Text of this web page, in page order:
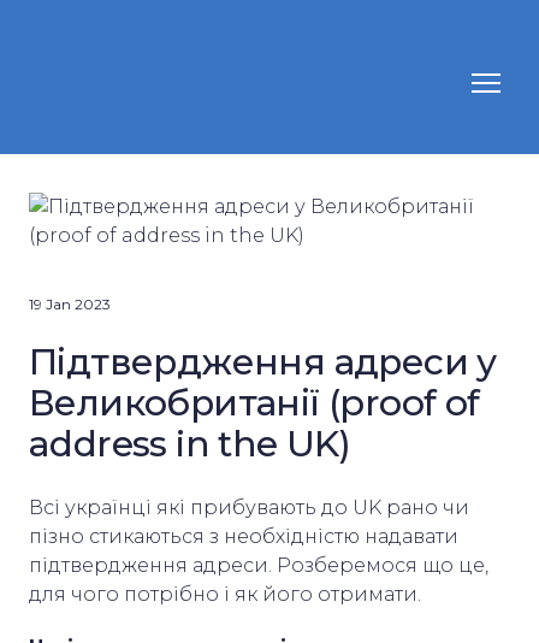
19 Jan 2023
Підтвердження адреси у
Великобританії (proof of
address in the UK)
Всі українці які прибувають до UK рано чи
пізно стикаються з необхідністю надавати
підтвердження адреси. Розберемося що це,
для чого потрібно і як його отримати.